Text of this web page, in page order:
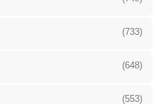
(733)
(648)
(553)